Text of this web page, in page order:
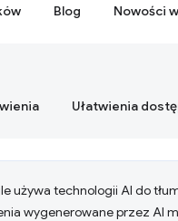
Blog Nowości
Ułatwienia
używa technologii AI do
wygenerowane przez AI